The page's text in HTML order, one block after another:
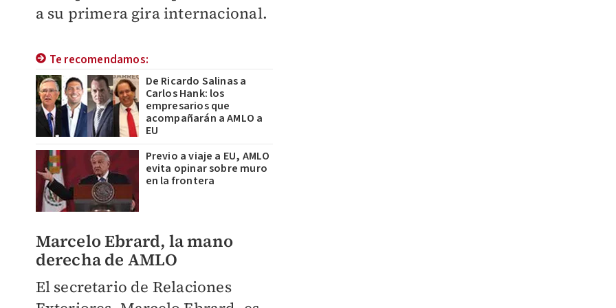
a su primera gira internacional.
Te recomendamos:
De Ricardo Salinas a
Carlos Hank: los
empresarios que
acompañarán a AMLO a
EU
Previo a viaje a EU, AMLO
evita opinar sobre muro
en la frontera
Marcelo Ebrard, la mano
derecha de AMLO
El secretario de Relaciones